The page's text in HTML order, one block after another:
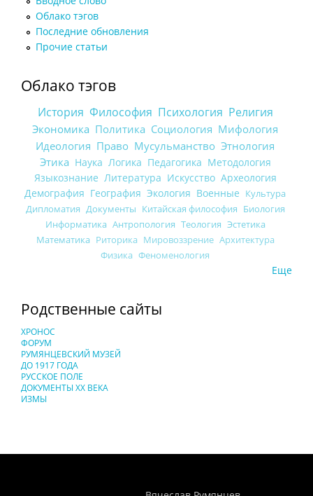
Облако тэгов
Последние обновления
Прочие статьи
Облако тэгов
История Философия Психология Религия
Экономика Политика Социология Мифология
Идеология Право Мусульманство Этнология
Этика Наука Логика Педагогика Методология
Языкознание Литература Искусство Археология
Демография География Экология Военные Культура
Дипломатия Документы Китайская философия Биология
Информатика Антропология Теология Эстетика
Математика Риторика Мировоззрение Архитектура
Физика Феноменология
Еще
Родственные сайты
ХРОНОС
ФОРУМ
РУМЯНЦЕВСКИЙ МУЗЕЙ
ДО 1917 ГОДА
РУССКОЕ ПОЛЕ
ДОКУМЕНТЫ XX ВЕКА
ИЗМЫ